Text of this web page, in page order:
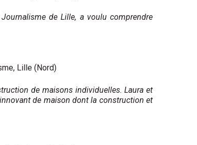
de Lille, a voulu comprendre
Lille (Nord)
de maisons individuelles. Laura et
de maison dont la construction et